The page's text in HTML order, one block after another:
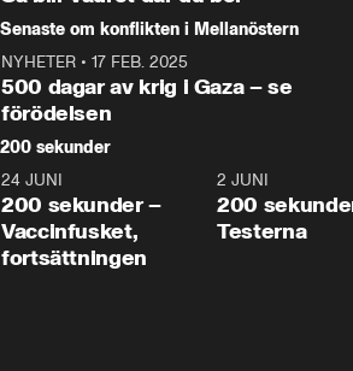
Senaste om konflikten i Mellanöstern
NYHETER • 17 FEB. 2025
500 dagar av krig i Gaza – se
förödelsen
200 sekunder
5:00
24 JUNI
200 sekunder –
Vaccinfusket,
fortsättningen
2 JUNI
200
Testerna